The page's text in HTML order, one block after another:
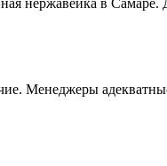
нержавейка в
Менеджеры